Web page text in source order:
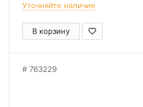
Уточняйте наличие
В корзину
763229